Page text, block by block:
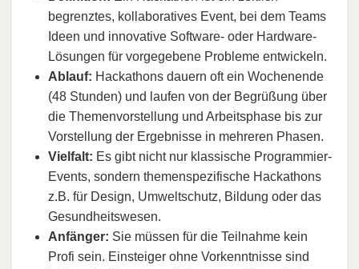
begrenztes, kollaboratives Event, bei dem Teams
Ideen und innovative Software- oder Hardware-
Lösungen für vorgegebene Probleme entwickeln.
Ablauf: Hackathons dauern oft ein Wochenende
(48 Stunden) und laufen von der Begrüßung über
die Themenvorstellung und Arbeitsphase bis zur
Vorstellung der Ergebnisse in mehreren Phasen.
Vielfalt: Es gibt nicht nur klassische Programmier-
Events, sondern themenspezifische Hackathons
z.B. für Design, Umweltschutz, Bildung oder das
Gesundheitswesen.
Anfänger: Sie müssen für die Teilnahme kein
Profi sein. Einsteiger ohne Vorkenntnisse sind